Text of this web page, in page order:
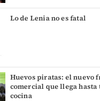
Lo de Lenia no es fatal
Huevos piratas: el nuevo
comercial que llega hasta
cocina